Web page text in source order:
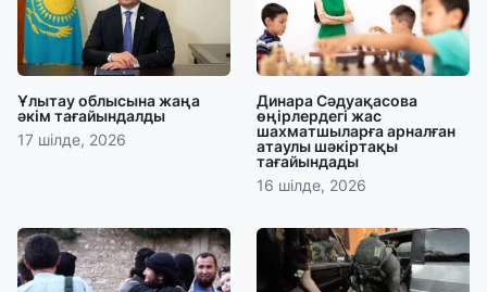
Ұлытау облысына жаңа
әкім тағайындалды
17 шілде, 2026
Динара Сәдуақасова
өңірлердегі жас
шахматшыларға арналған
атаулы шәкіртақы
тағайындады
16 шілде, 2026